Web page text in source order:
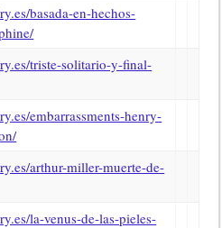
basada-en-hechos-
triste-solitario-y-final-
embarrassments-henry-
arthur-miller-muerte-de-
la-venus-de-las-pieles-